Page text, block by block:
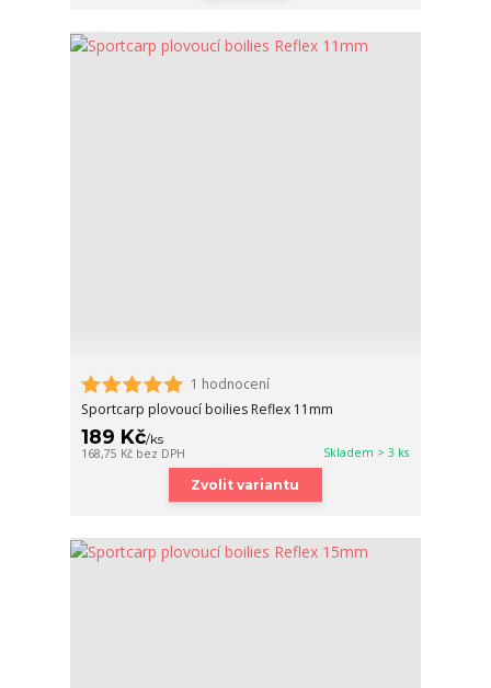
1 hodnocení
Sportcarp plovoucí boilies Reflex 11mm
189 Kč/ks
168,75 Kč bez DPH Skladem > 3 ks
Zvolit variantu